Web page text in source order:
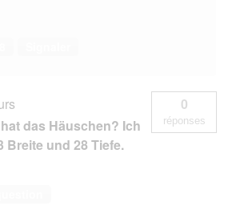
das Häuschen? Ich
Breite und 28 Tiefe.
0
réponses